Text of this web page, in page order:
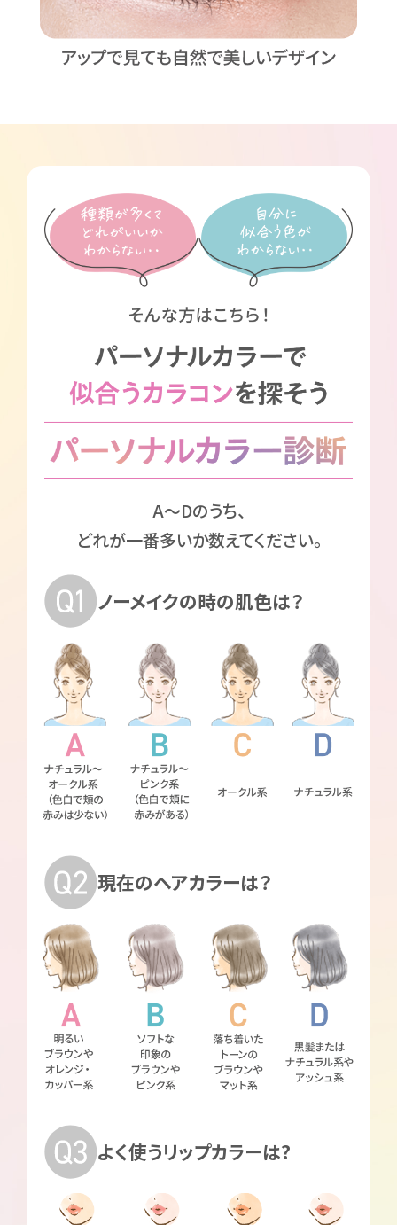
A～Dのうち、
どれが一番多いか数えてください。
ノーメイクの時の肌色は？
現在のヘアカラーは？
よく使うリップカラーは?